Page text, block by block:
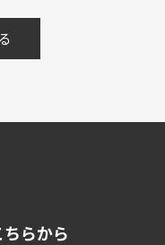
らから